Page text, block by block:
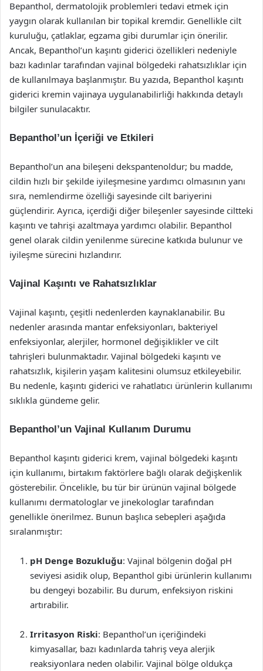
Bepanthol, dermatolojik problemleri tedavi etmek için
yaygın olarak kullanılan bir topikal kremdir. Genellikle cilt
kuruluğu, çatlaklar, egzama gibi durumlar için önerilir.
Ancak, Bepanthol’un kaşıntı giderici özellikleri nedeniyle
bazı kadınlar tarafından vajinal bölgedeki rahatsızlıklar için
de kullanılmaya başlanmıştır. Bu yazıda, Bepanthol kaşıntı
giderici kremin vajinaya uygulanabilirliği hakkında detaylı
bilgiler sunulacaktır.
Bepanthol’un İçeriği ve Etkileri
Bepanthol’un ana bileşeni dekspantenoldur; bu madde,
cildin hızlı bir şekilde iyileşmesine yardımcı olmasının yanı
sıra, nemlendirme özelliği sayesinde cilt bariyerini
güçlendirir. Ayrıca, içerdiği diğer bileşenler sayesinde ciltteki
kaşıntı ve tahrişi azaltmaya yardımcı olabilir. Bepanthol
genel olarak cildin yenilenme sürecine katkıda bulunur ve
iyileşme sürecini hızlandırır.
Vajinal Kaşıntı ve Rahatsızlıklar
Vajinal kaşıntı, çeşitli nedenlerden kaynaklanabilir. Bu
nedenler arasında mantar enfeksiyonları, bakteriyel
enfeksiyonlar, alerjiler, hormonel değişiklikler ve cilt
tahrişleri bulunmaktadır. Vajinal bölgedeki kaşıntı ve
rahatsızlık, kişilerin yaşam kalitesini olumsuz etkileyebilir.
Bu nedenle, kaşıntı giderici ve rahatlatıcı ürünlerin kullanımı
sıklıkla gündeme gelir.
Bepanthol’un Vajinal Kullanım Durumu
Bepanthol kaşıntı giderici krem, vajinal bölgedeki kaşıntı
için kullanımı, birtakım faktörlere bağlı olarak değişkenlik
gösterebilir. Öncelikle, bu tür bir ürünün vajinal bölgede
kullanımı dermatologlar ve jinekologlar tarafından
genellikle önerilmez. Bunun başlıca sebepleri aşağıda
sıralanmıştır:
pH Denge Bozukluğu: Vajinal bölgenin doğal pH
seviyesi asidik olup, Bepanthol gibi ürünlerin kullanımı
bu dengeyi bozabilir. Bu durum, enfeksiyon riskini
artırabilir.
Irritasyon Riski: Bepanthol’un içeriğindeki
kimyasallar, bazı kadınlarda tahriş veya alerjik
reaksiyonlara neden olabilir. Vajinal bölge oldukça